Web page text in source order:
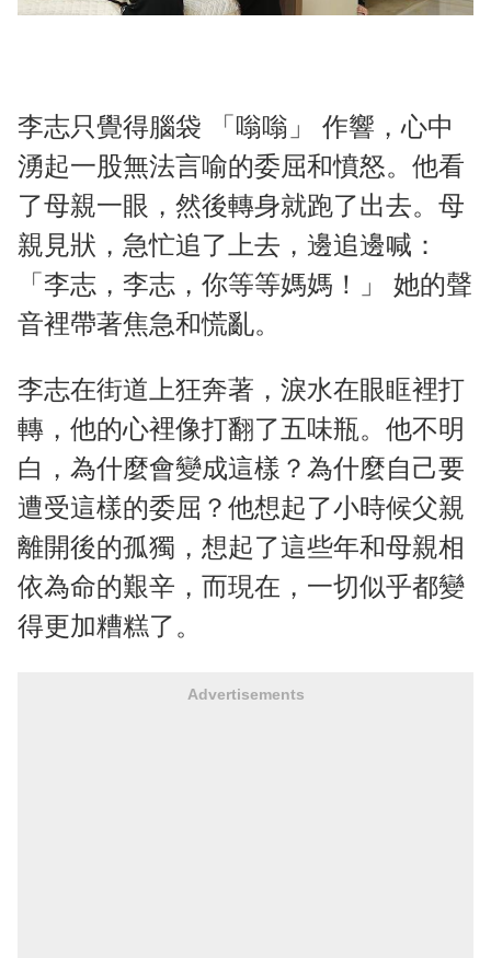
李志只覺得腦袋 「嗡嗡」 作響，心中
湧起一股無法言喻的委屈和憤怒。他看
了母親一眼，然後轉身就跑了出去。母
親見狀，急忙追了上去，邊追邊喊：
「李志，李志，你等等媽媽！」 她的聲
音裡帶著焦急和慌亂。
李志在街道上狂奔著，淚水在眼眶裡打
轉，他的心裡像打翻了五味瓶。他不明
白，為什麼會變成這樣？為什麼自己要
遭受這樣的委屈？他想起了小時候父親
離開後的孤獨，想起了這些年和母親相
依為命的艱辛，而現在，一切似乎都變
得更加糟糕了。
Advertisements